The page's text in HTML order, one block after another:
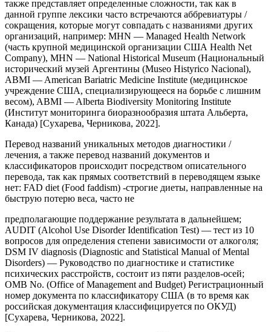
также представляет определенные сложности, так как в
данной группе лексики часто встречаются аббревиатуры /
сокращения, которые могут совпадать с названиями других
организаций, например: MHN — Managed Health Network
(часть крупной медицинской организации США Health Net
Company), MHN — National Historical Museum (Национальный
исторический музей Аргентины (Museo Histуrico Nacional),
ABMI — American Bariatric Medicine Institute (медицинское
учреждение США, специализирующееся на борьбе с лишним
весом), ABMI — Alberta Biodiversity Monitoring Institute
(Институт мониторинга биоразнообразия штата Альберта,
Канада) [Сухарева, Черникова, 2022].
Перевод названий уникальных методов диагностики /
лечения, а также перевод названий документов и
классификаторов происходит посредством описательного
перевода, так как прямых соответствий в переводящем языке
нет: FAD diet (Food faddism) -строгие диеты, направленные на
быструю потерю веса, часто не
предполагающие поддержание результата в дальнейшем;
AUDIT (Alcohol Use Disorder Identification Test) — тест из 10
вопросов для определения степени зависимости от алкоголя;
DSM IV diagnosis (Diagnostic and Statistical Manual of Mental
Disorders) — Руководство по диагностике и статистике
психических расстройств, состоит из пяти разделов-осей;
OMB No. (Office of Management and Budget) Регистрационный
номер документа по классификатору США (в то время как
российская документация классифицируется по ОКУД)
[Сухарева, Черникова, 2022].